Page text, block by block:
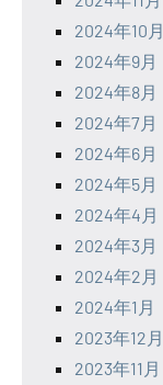
2024年10月
2024年9月
2024年8月
2024年7月
2024年6月
2024年5月
2024年4月
2024年3月
2024年2月
2024年1月
2023年12月
2023年11月